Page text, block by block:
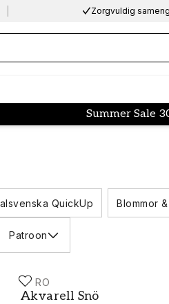
Zorgvuldig
Summer Sale
QuickUp Blommor
Patroon
DURO
Akvarell Snö
Akvarell Snö - 222-01